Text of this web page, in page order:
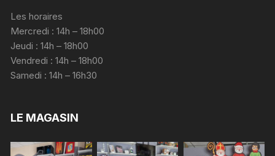
Les horaires
Mercredi : 14h – 18h00
Jeudi : 14h – 18h00
Vendredi : 14h – 18h00
Samedi : 14h – 16h30
LE MAGASIN